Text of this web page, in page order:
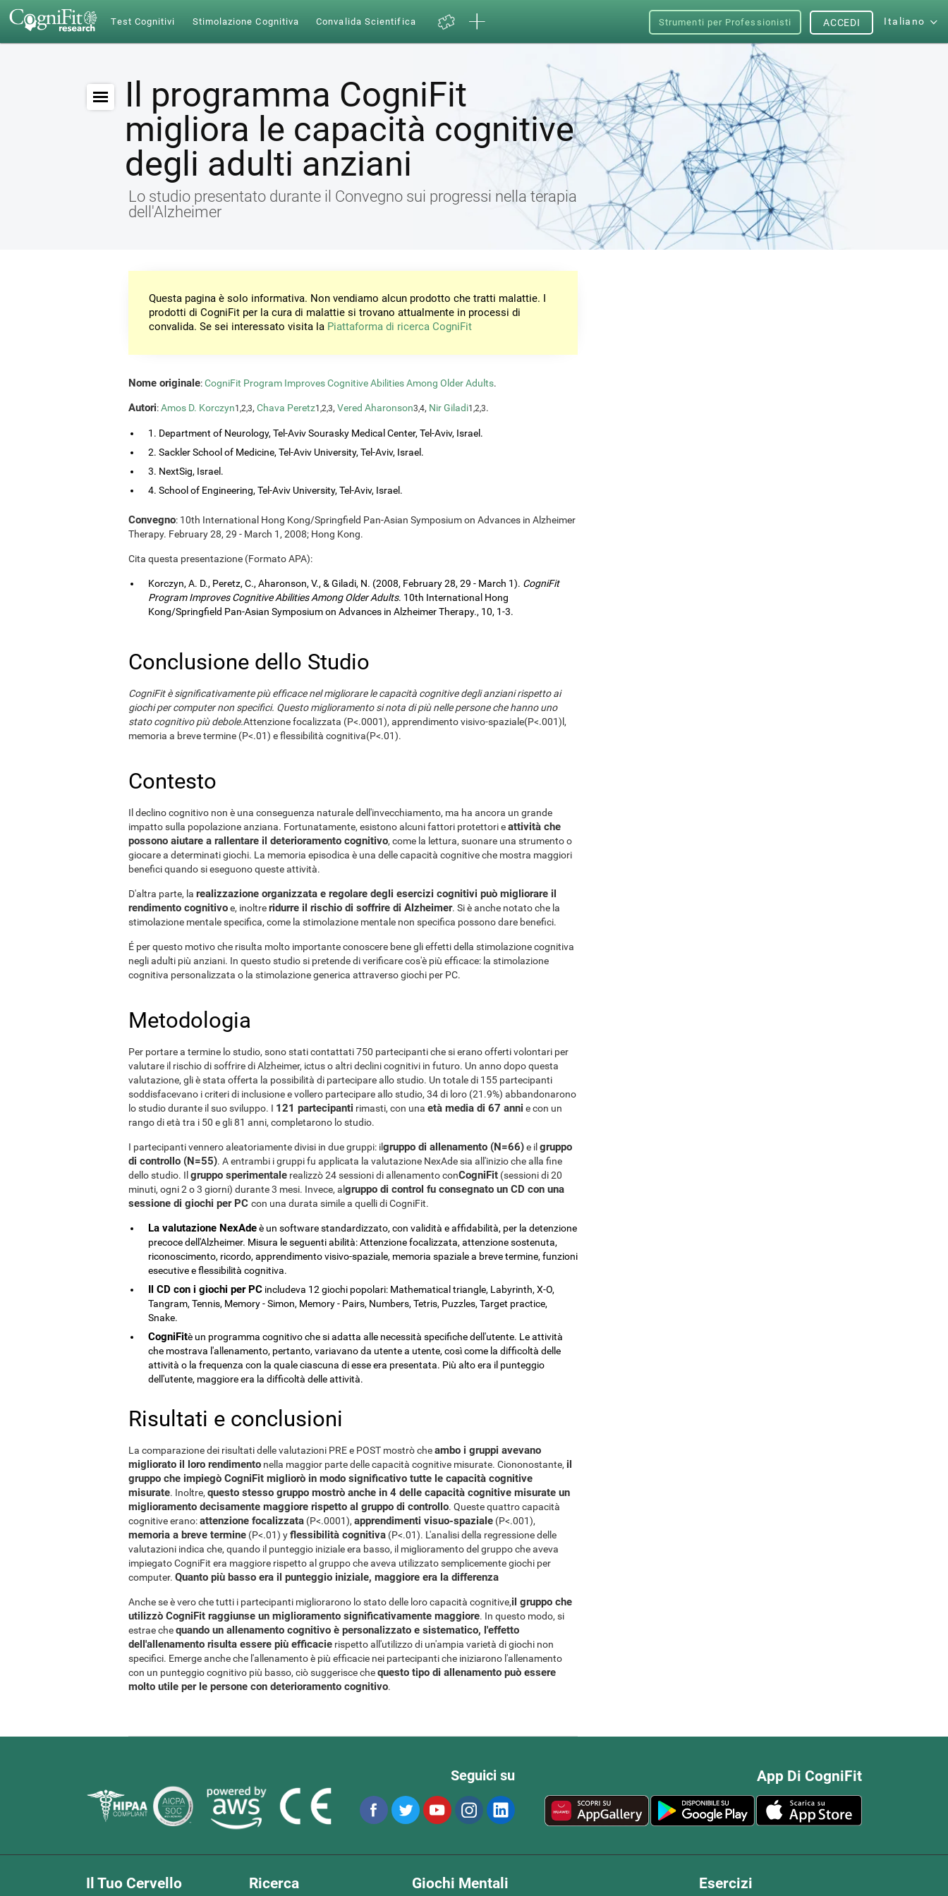
Test Cognitivi Stimolazione Cognitiva Convalida Scientifica Strumenti per Professionisti Italiano
ACCEDI
Il programma CogniFit
migliora le capacità cognitive
degli adulti anziani
Lo studio presentato durante il Convegno sui progressi nella terapia
dell'Alzheimer
Questa pagina è solo informativa. Non vendiamo alcun prodotto che tratti malattie. I
prodotti di CogniFit per la cura di malattie si trovano attualmente in processi di
convalida. Se sei interessato visita la Piattaforma di ricerca CogniFit
Nome originale:CogniFit Program Improves Cognitive Abilities Among Older Adults.
Autori:Amos D. Korczyn1,2,3, Chava Peretz1,2,3, Vered Aharonson3,4, Nir Giladi1,2,3.
1. Department of Neurology, Tel-Aviv Sourasky Medical Center, Tel-Aviv, Israel.
2. Sackler School of Medicine, Tel-Aviv University, Tel-Aviv, Israel.
3. NextSig, Israel.
4. School of Engineering, Tel-Aviv University, Tel-Aviv, Israel.
Convegno: 10th International Hong Kong/Springfield Pan-Asian Symposium on Advances in Alzheimer
Therapy. February 28, 29 - March 1, 2008; Hong Kong.
Cita questa presentazione (Formato APA):
Korczyn, A. D., Peretz, C., Aharonson, V., & Giladi, N. (2008, February 28, 29 - March 1). CogniFit
Program Improves Cognitive Abilities Among Older Adults. 10th International Hong
Kong/Springfield Pan-Asian Symposium on Advances in Alzheimer Therapy., 10, 1-3.
Conclusione dello Studio
CogniFit è significativamente più efficace nel migliorare le capacità cognitive degli anziani rispetto ai
giochi per computer non specifici. Questo miglioramento si nota di più nelle persone che hanno uno
stato cognitivo più debole.Attenzione focalizzata (P<.0001), apprendimento visivo-spaziale(P<.001)l,
memoria a breve termine (P<.01) e flessibilità cognitiva(P<.01).
Contesto
Il declino cognitivo non è una conseguenza naturale dell'invecchiamento, ma ha ancora un grande
impatto sulla popolazione anziana. Fortunatamente, esistono alcuni fattori protettori eattività che
possono aiutare a rallentare il deterioramento cognitivo, come la lettura, suonare una strumento o
giocare a determinati giochi. La memoria episodica è una delle capacità cognitive che mostra maggiori
benefici quando si eseguono queste attività.
D'altra parte, la realizzazione organizzata e regolare degli esercizi cognitivi può migliorare il
rendimento cognitivoe, inoltreridurre il rischio di soffrire di Alzheimer. Si è anche notato che la
stimolazione mentale specifica, come la stimolazione mentale non specifica possono dare benefici.
É per questo motivo che risulta molto importante conoscere bene gli effetti della stimolazione cognitiva
negli adulti più anziani. In questo studio si pretende di verificare cos'è più efficace: la stimolazione
cognitiva personalizzata o la stimolazione generica attraverso giochi per PC.
Metodologia
Per portare a termine lo studio, sono stati contattati 750 partecipanti che si erano offerti volontari per
valutare il rischio di soffrire di Alzheimer, ictus o altri declini cognitivi in futuro. Un anno dopo questa
valutazione, gli è stata offerta la possibilità di partecipare allo studio. Un totale di 155 partecipanti
soddisfacevano i criteri di inclusione e vollero partecipare allo studio, 34 di loro (21.9%) abbandonarono
lo studio durante il suo sviluppo. I 121 partecipanti rimasti, con una età media di 67 anni e con un
rango di età tra i 50 e gli 81 anni, completarono lo studio.
I partecipanti vennero aleatoriamente divisi in due gruppi: ilgruppo di allenamento (N=66)e il gruppo
di controllo (N=55). A entrambi i gruppi fu applicata la valutazione NexAde sia all'inizio che alla fine
dello studio. Il gruppo sperimentale realizzò 24 sessioni di allenamento conCogniFit (sessioni di 20
minuti, ogni 2 o 3 giorni) durante 3 mesi. Invece, al gruppo di control fu consegnato un CD con una
sessione di giochi per PC con una durata simile a quelli di CogniFit.
La valutazione NexAdeè un software standardizzato, con validità e affidabilità, per la detenzione
precoce dell'Alzheimer. Misura le seguenti abilità: Attenzione focalizzata, attenzione sostenuta,
riconoscimento, ricordo, apprendimento visivo-spaziale, memoria spaziale a breve termine, funzioni
esecutive e flessibilità cognitiva.
Il CD con i giochi per PC includeva 12 giochi popolari: Mathematical triangle, Labyrinth, X-O,
Tangram, Tennis, Memory - Simon, Memory - Pairs, Numbers, Tetris, Puzzles, Target practice,
Snake.
CogniFitè un programma cognitivo che si adatta alle necessità specifiche dell'utente. Le attività
che mostrava l'allenamento, pertanto, variavano da utente a utente, così come la difficoltà delle
attività o la frequenza con la quale ciascuna di esse era presentata. Più alto era il punteggio
dell'utente, maggiore era la difficoltà delle attività.
Risultati e conclusioni
La comparazione dei risultati delle valutazioni PRE e POST mostrò cheambo i gruppi avevano
migliorato il loro rendimento nella maggior parte delle capacità cognitive misurate. Ciononostante, il
gruppo che impiegò CogniFit migliorò in modo significativo tutte le capacità cognitive
misurate. Inoltre, questo stesso gruppo mostrò anche in 4 delle capacità cognitive misurate un
miglioramento decisamente maggiore rispetto al gruppo di controllo. Queste quattro capacità
cognitive erano:attenzione focalizzata (P<.0001), apprendimenti visuo-spaziale (P<.001),
memoria a breve termine (P<.01) yflessibilità cognitiva (P<.01). L'analisi della regressione delle
valutazioni indica che, quando il punteggio iniziale era basso, il miglioramento del gruppo che aveva
impiegato CogniFit era maggiore rispetto al gruppo che aveva utilizzato semplicemente giochi per
computer. Quanto più basso era il punteggio iniziale, maggiore era la differenza
Anche se è vero che tutti i partecipanti migliorarono lo stato delle loro capacità cognitive,il gruppo che
utilizzò CogniFit raggiunse un miglioramento significativamente maggiore. In questo modo, si
estrae chequando un allenamento cognitivo è personalizzato e sistematico, l'effetto
dell'allenamento risulta essere più efficacie rispetto all'utilizzo di un'ampia varietà di giochi non
specifici. Emerge anche che l'allenamento è più efficacie nei partecipanti che iniziarono l'allenamento
con un punteggio cognitivo più basso, ciò suggerisce chequesto tipo di allenamento può essere
molto utile per le persone con deterioramento cognitivo.
App Di CogniFit
Seguici su
Il Tuo Cervello Ricerca Giochi Mentali Esercizi